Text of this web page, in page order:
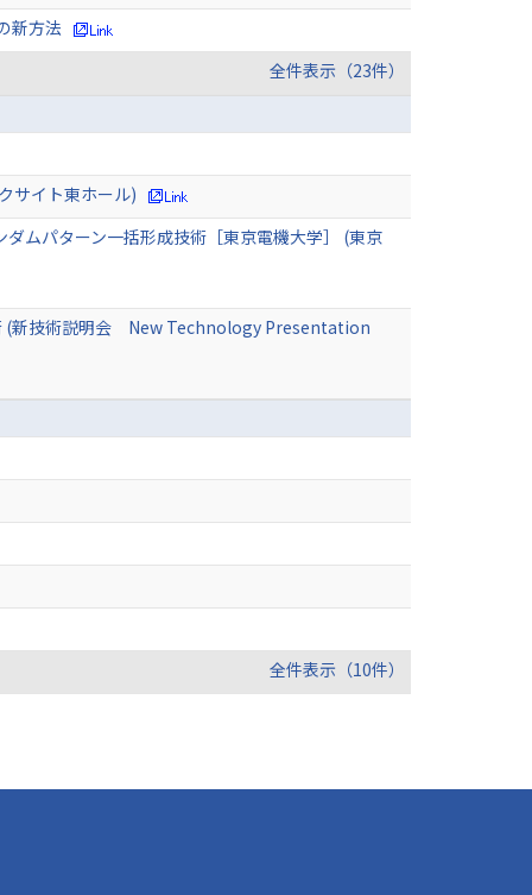
新方法
全件表示（23件）
サイト東ホール)
ムパターン一括形成技術［東京電機大学］ (東京
(新技術説明会 New Technology Presentation
全件表示（10件）